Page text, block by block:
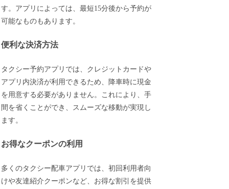
す。アプリによっては、最短15分後から予約が
可能なものもあります。
便利な決済方法
タクシー予約アプリでは、クレジットカードや
アプリ内決済が利用できるため、降車時に現金
を用意する必要がありません。これにより、手
間を省くことができ、スムーズな移動が実現し
ます。
お得なクーポンの利用
多くのタクシー配車アプリでは、初回利用者向
けや友達紹介クーポンなど、お得な割引を提供